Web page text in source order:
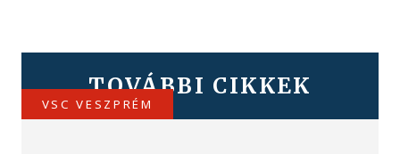
TOVÁBBI CIKKEK
VSC VESZPRÉM